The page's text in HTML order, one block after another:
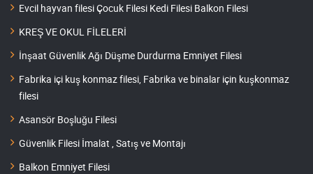
Evcil hayvan filesi Çocuk Filesi Kedi Filesi Balkon Filesi
KREŞ VE OKUL FİLELERİ
İnşaat Güvenlik Ağı Düşme Durdurma Emniyet Filesi
Fabrika içi kuş konmaz filesi, Fabrika ve binalar için kuşkonmaz
filesi
Asansör Boşluğu Filesi
Güvenlik Filesi İmalat , Satış ve Montajı
Balkon Emniyet Filesi